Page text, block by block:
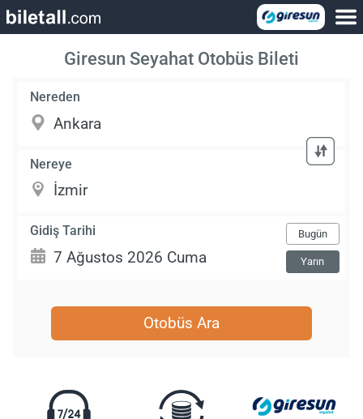
Giresun Seyahat Otobüs Bileti
Nereden
Nereye
Gidiş Tarihi Bugün
Yarın
Otobüs Ara